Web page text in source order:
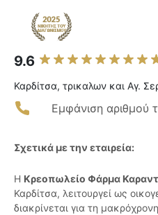
9.6
Καρδίτσα, τρικαλων και Αγ.
Εμφάνιση αριθμού
Σχετικά με την εταιρεία:
Η Κρεοπωλείο Φάρμα
Καρδίτσα, λειτουργεί ως
διακρίνεται για τη